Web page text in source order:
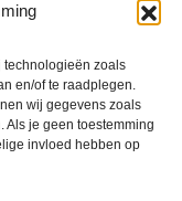
technologieën zoals
en/of te raadplegen.
wij gegevens zoals
Als je geen toestemming
invloed hebben op